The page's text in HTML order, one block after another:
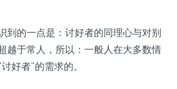
到的一点是：讨好者的同理心与对别
越于常人，所以：一般人在大多数情
好者”的需求的。